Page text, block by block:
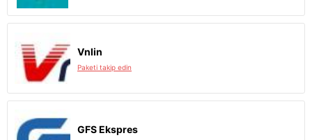
Vnlin
Paketi takip edin
GFS Ekspres